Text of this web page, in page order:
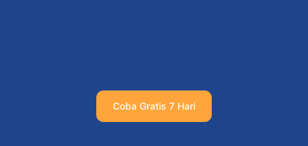
Coba Gratis 7 Hari